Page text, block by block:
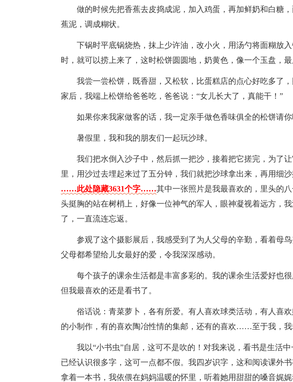
做的时候先把香蕉去皮捣成泥，加入鸡蛋，再加鲜奶和白糖
蕉泥，调成糊状。
下锅时平底锅烧热，抹上少许油，改小火，用汤勺将面糊放
时，就可以捞上来了，这时松饼圆圆地，奶黄色，像一个玉盘，最
我尝一尝松饼，既香甜，又松软，比蛋糕店的点心好吃多了
家后，我端上松饼给爸爸吃，爸爸说：“女儿长大了，真能干！”
如果你来我家做客的话，我一定亲手做色香味俱全的松饼请你
暑假里，我和我的朋友们一起玩沙球。
我们把水倒入沙子中，然后抓一把沙，接着把它搓完，为了
里，用沙过去埋起来过了五分钟，我们就把沙球拿出来，再用细
……此处隐藏3631个字……其中一张照片是我最喜欢的，里头的
头挺胸的站在树梢上，好像一位神气的军人，眼神凝视着远方，
了，一直流连忘返。
参观了这个摄影展后，我感受到了为人父母的辛勤，看着母
父母都希望给儿女最好的爱，令我深深感动。
每个孩子的课余生活都是丰富多彩的。我的课余生活爱好也
但我最喜欢的还是看书了。
俗话说：青菜萝卜，各有所爱。有人喜欢球类活动，有人喜
的小制作，有的喜欢陶冶性情的集邮，还有的喜欢……至于我，我
我以“小书虫”自居，这可不是吹的！对我来说，看书是生活
已经认识很多字，这可一点都不假。我四岁识字，这和阅读课外
拿着一本书，我依偎在妈妈温暖的怀里，听着她用甜甜的嗓音娓